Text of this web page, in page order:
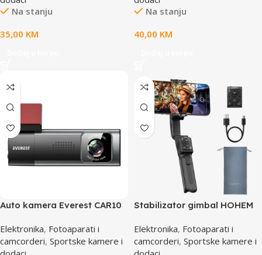
Na stanju
35,00 KM
Na stanju
40,00 KM
Auto kamera Everest CAR10
G-Sensor Wifi 64GB TF Card
Vehicle Front and Rear
Elektronika, Fotoaparati i
camcorderi, Sportske kamere i
Stabilizator gimbal HOHEM
Elektronika, Fotoaparati i
camcorderi, Sportske kamere i